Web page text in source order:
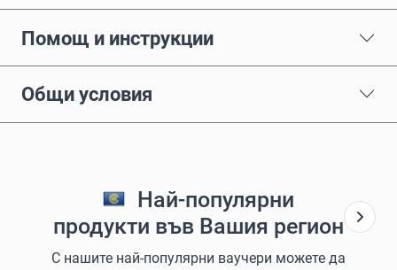
Помощ и инструкции
Общи условия
Най-популярни
продукти във Вашия регион
С нашите най-популярни ваучери можете да